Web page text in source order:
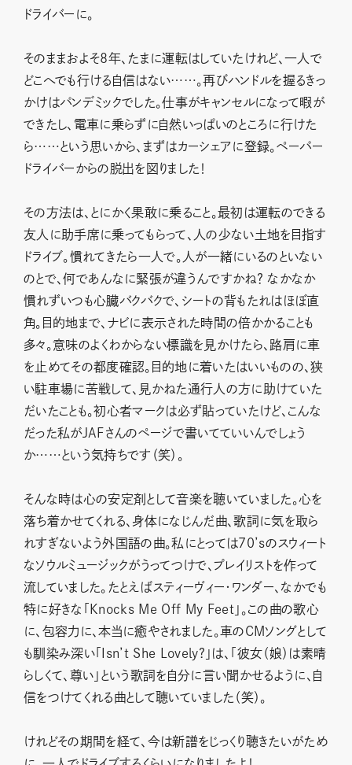
ドライバーに。
そのままおよそ8年、たまに運転はしていたけれど、一人で
どこへでも行ける自信はない……。再びハンドルを握るきっ
かけはパンデミックでした。仕事がキャンセルになって暇が
できたし、電車に乗らずに自然いっぱいのところに行けた
ら……という思いから、まずはカーシェアに登録。ペーパー
ドライバーからの脱出を図りました！
その方法は、とにかく果敢に乗ること。最初は運転のできる
友人に助手席に乗ってもらって、人の少ない土地を目指す
ドライブ。慣れてきたら一人で。人が一緒にいるのといない
のとで、何であんなに緊張が違うんですかね？ なかなか
慣れずいつも心臓バクバクで、シートの背もたれはほぼ直
角。目的地まで、ナビに表示された時間の倍かかることも
多々。意味のよくわからない標識を見かけたら、路肩に車
を止めてその都度確認。目的地に着いたはいいものの、狭
い駐車場に苦戦して、見かねた通行人の方に助けていた
だいたことも。初心者マークは必ず貼っていたけど、こんな
だった私がJAFさんのページで書いてていいんでしょう
か……という気持ちです（笑）。
そんな時は心の安定剤として音楽を聴いていました。心を
落ち着かせてくれる、身体になじんだ曲、歌詞に気を取ら
れすぎないよう外国語の曲。私にとっては70’sのスウィート
なソウルミュージックがうってつけで、プレイリストを作って
流していました。たとえばスティーヴィー・ワンダー、なかでも
特に好きな「Knocks Me Off My Feet」。この曲の歌心
に、包容力に、本当に癒やされました。車のCMソングとして
も馴染み深い「Isn’t She Lovely?」は、「彼女（娘）は素晴
らしくて、尊い」という歌詞を自分に言い聞かせるように、自
信をつけてくれる曲として聴いていました（笑）。
けれどその期間を経て、今は新譜をじっくり聴きたいがため